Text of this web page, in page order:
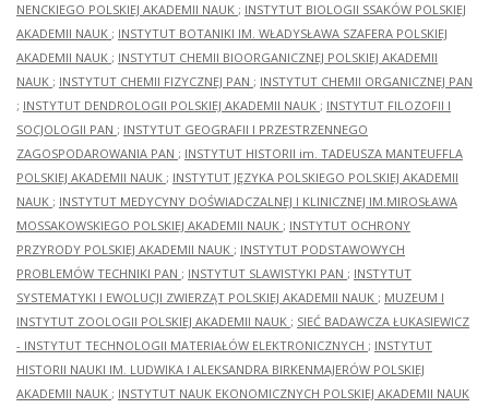
NENCKIEGO POLSKIEJ AKADEMII NAUK ; INSTYTUT BIOLOGII SSAKÓW POLSKIEJ
AKADEMII NAUK ; INSTYTUT BOTANIKI IM. WŁADYSŁAWA SZAFERA POLSKIEJ
AKADEMII NAUK ; INSTYTUT CHEMII BIOORGANICZNEJ POLSKIEJ AKADEMII
NAUK ; INSTYTUT CHEMII FIZYCZNEJ PAN ; INSTYTUT CHEMII ORGANICZNEJ PAN
; INSTYTUT DENDROLOGII POLSKIEJ AKADEMII NAUK ; INSTYTUT FILOZOFII I
SOCJOLOGII PAN ; INSTYTUT GEOGRAFII I PRZESTRZENNEGO
ZAGOSPODAROWANIA PAN ; INSTYTUT HISTORII im. TADEUSZA MANTEUFFLA
POLSKIEJ AKADEMII NAUK ; INSTYTUT JĘZYKA POLSKIEGO POLSKIEJ AKADEMII
NAUK ; INSTYTUT MEDYCYNY DOŚWIADCZALNEJ I KLINICZNEJ IM.MIROSŁAWA
MOSSAKOWSKIEGO POLSKIEJ AKADEMII NAUK ; INSTYTUT OCHRONY
PRZYRODY POLSKIEJ AKADEMII NAUK ; INSTYTUT PODSTAWOWYCH
PROBLEMÓW TECHNIKI PAN ; INSTYTUT SLAWISTYKI PAN ; INSTYTUT
SYSTEMATYKI I EWOLUCJI ZWIERZĄT POLSKIEJ AKADEMII NAUK ; MUZEUM I
INSTYTUT ZOOLOGII POLSKIEJ AKADEMII NAUK ; SIEĆ BADAWCZA ŁUKASIEWICZ
- INSTYTUT TECHNOLOGII MATERIAŁÓW ELEKTRONICZNYCH ; INSTYTUT
HISTORII NAUKI IM. LUDWIKA I ALEKSANDRA BIRKENMAJERÓW POLSKIEJ
AKADEMII NAUK ; INSTYTUT NAUK EKONOMICZNYCH POLSKIEJ AKADEMII NAUK